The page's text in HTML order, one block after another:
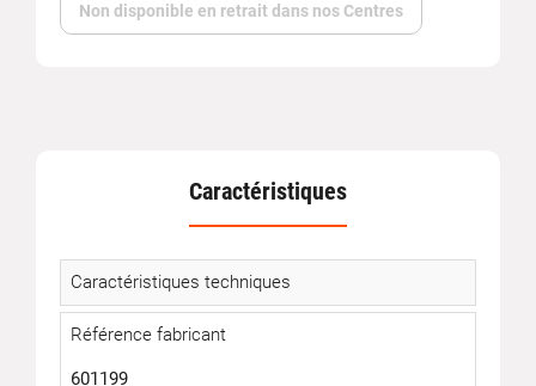
Non disponible en retrait dans nos Centres
Caractéristiques
Caractéristiques techniques
Référence fabricant
601199